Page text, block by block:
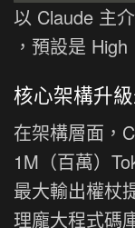
以 Claude 主
，預設是
核心架構升
在架構層面，
1M（百萬）
最大輸出權杖
理龐大程式碼